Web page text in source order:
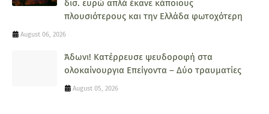
δισ. ευρώ απλά έκανε κάποιους
πλουσιότερους και την Ελλάδα φωτοχότερη
August 06, 2026
Άδωνι! Κατέρρευσε ψευδοροφή στα
ολοκαίνουργια Επείγοντα – Δύο τραυματίες
August 05, 2026